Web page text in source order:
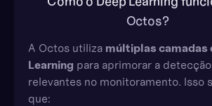
Octos?
A Octos utiliza múltiplas camadas
Learning para aprimorar a
relevantes no monitoramento. Isso
que: